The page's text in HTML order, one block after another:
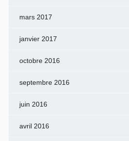
mars 2017
janvier 2017
octobre 2016
septembre 2016
juin 2016
avril 2016